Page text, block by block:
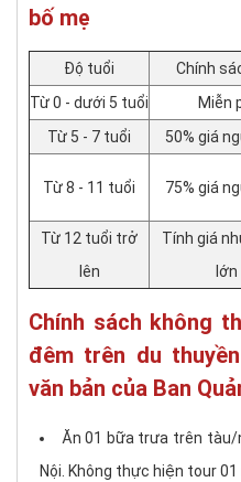
bố mẹ
Độ tuổi Chính
Từ 0 - dưới 5 tuổi
Miễn
Từ 5 - 7 tuổi
50% giá
Từ 8 - 11 tuổi 75% giá
Từ 12 tuổi trở
lên
Tính giá
lớn
Chính sách không
đêm trên du
văn bản của Ban
Ăn 01 bữa trưa trên tàu/
Nội. Không thực hiện tour